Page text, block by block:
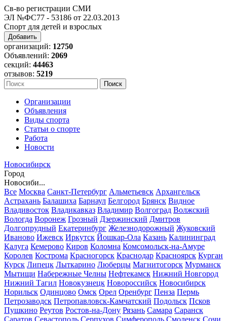
Св-во регистрации СМИ
ЭЛ №ФС77 - 53186 от 22.03.2013
Спорт для детей и взрослых
Добавить
организаций: 12750
Объявлений: 2069
секций: 44463
отзывов: 5219
Организации
Объявления
Виды спорта
Статьи о спорте
Работа
Новости
Новосибирск
Город
Новосиби...
Все Москва Санкт-Петербург Альметьевск Архангельск
Астрахань Балашиха Барнаул Белгород Брянск Видное
Владивосток Владикавказ Владимир Волгоград Волжский
Вологда Воронеж Грозный Дзержинский Дмитров
Долгопрудный Екатеринбург Железнодорожный Жуковский
Иваново Ижевск Иркутск Йошкар-Ола Казань Калининград
Калуга Кемерово Киров Коломна Комсомольск-на-Амуре
Королев Кострома Красногорск Краснодар Красноярск Курган
Курск Липецк Лыткарино Люберцы Магнитогорск Мурманск
Мытищи Набережные Челны Нефтекамск Нижний Новгород
Нижний Тагил Новокузнецк Новороссийск Новосибирск
Норильск Одинцово Омск Орел Оренбург Пенза Пермь
Петрозаводск Петропавловск-Камчатский Подольск Псков
Пушкино Реутов Ростов-на-Дону Рязань Самара Саранск
Саратов Севастополь Серпухов Симферополь Смоленск Сочи